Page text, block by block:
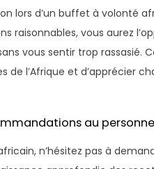
lors d’un buffet à volonté
raisonnables, vous aurez
vous sentir trop rassasié.
de l’Afrique et d’apprécier
au
n’hésitez pas à